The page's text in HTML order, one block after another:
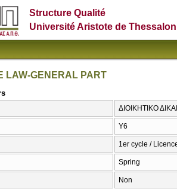
Structure Qualité
Université Aristote de
LAW-GENERAL PART
ΔΙΟΙΚΗΤΙΚΟ
Υ6
1er cycle /
Spring
Non